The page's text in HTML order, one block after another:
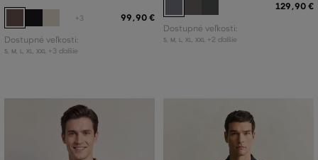
+3 99,90 €
Dostupné veľkosti:
S, M L XL XXL +3 ďalšie
129,90 €
Dostupné veľkosti:
S, M L XL XXL +2 ďalšie